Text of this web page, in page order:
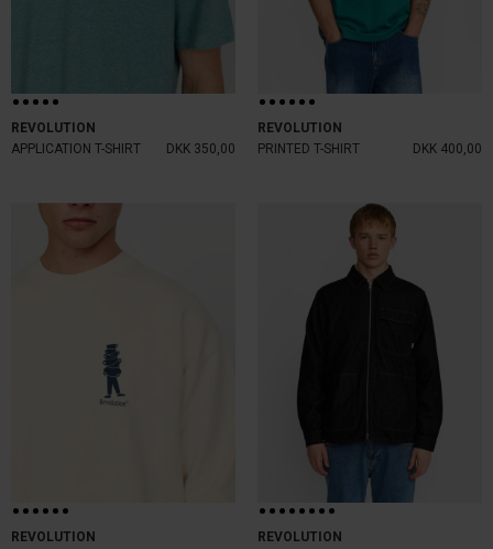
REVOLUTION
APPLICATION T-SHIRT
DKK 350,00
REVOLUTION
PRINTED T-SHIRT
DKK 400,00
REVOLUTION
REVOLUTION